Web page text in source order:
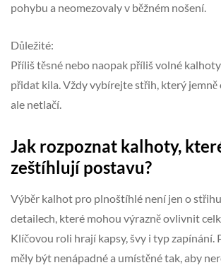
pohybu a neomezovaly v běžném nošení.
Důležité:
Příliš těsné nebo naopak příliš volné
přidat kila. Vždy vybírejte střih, který
ale netlačí.
Jak rozpoznat kalhoty,
zeštíhlují postavu?
Výběr kalhot pro plnoštíhlé není jen o
detailech, které mohou výrazně ovlivnit
Klíčovou roli hrají kapsy, švy i typ zapínání.
měly být nenápadné a umístěné tak, aby